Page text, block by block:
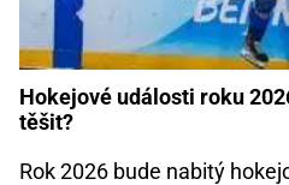
Hokejové události roku
těšit?
Rok 2026 bude nabitý